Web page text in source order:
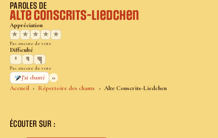
Accueil Répertoire des chants Alte Conscrits-Liedchen
PAROLES DE
Alte Conscrits-Liedchen
Appréciation
★
★ ★ ★ ★
Pas encore de vote
Difficulté
Pas encore de vote
J’ai chanté
0
ÉCOUTER SUR :